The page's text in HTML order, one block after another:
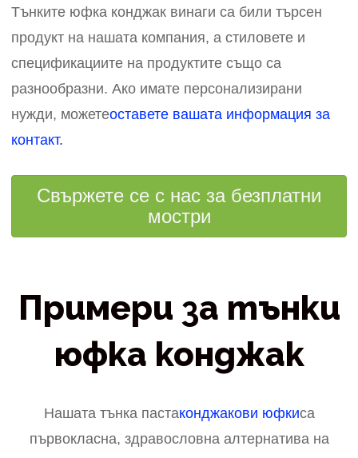
Тънките юфка конджак винаги са били търсен
продукт на нашата компания, а стиловете и
спецификациите на продуктите също са
разнообразни. Ако имате персонализирани
нужди, можетеоставете вашата информация за
контакт.
Свържете се с нас за безплатни
мостри
Примери за тънки
юфка конджак
Нашата тънка пастаконджакови юфкиса
първокласна, здравословна алтернатива на